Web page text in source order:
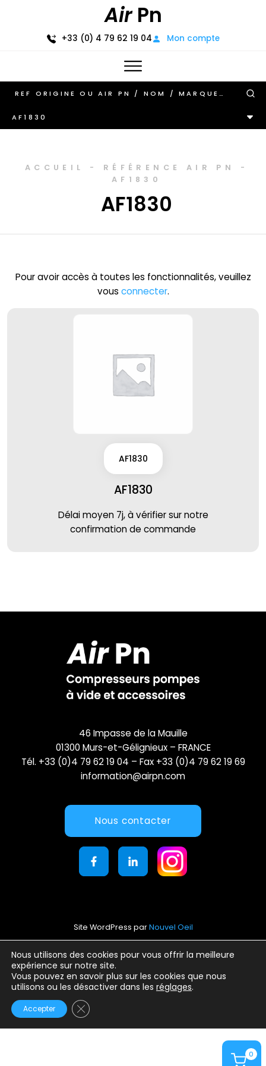
AirPn
+33 (0) 4 79 62 19 04 Mon compte
0
AF1830
ACCUEIL - RÉFÉRENCE AIR PN
-
AF1830
AF1830
Pour avoir accès à toutes les fonctionnalités, veuillez
vous connecter.
AF1830
AF1830
Délai moyen 7j, à vérifier sur notre
confirmation de commande
Nous utilisons des cookies pour vous offrir la meilleure
expérience sur notre site.
Vous pouvez en savoir plus sur les cookies que nous
utilisons ou les désactiver dans les réglages.
Accepter Fermer la bannière des cookies GDPR
46 Impasse de la Mauille
01300 Murs-et-Gélignieux – FRANCE
Tél. +33 (0)4 79 62 19 04 – Fax +33 (0)4 79 62 19 69
information@airpn.com
Nous contacter
Site WordPress parNouvel Oeil
Mentions légales
Conditions générales d’utilisation
Politique de confidentialité